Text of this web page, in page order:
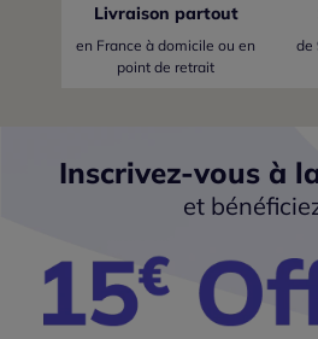
Livraison partout
en France à domicile ou en
point de retrait
de
Inscrivez-vous à
et